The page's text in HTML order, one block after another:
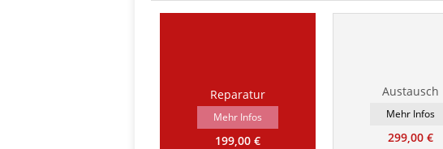
Reparatur
Mehr Infos
199,00 €
Austausch
Mehr Infos
299,00 €